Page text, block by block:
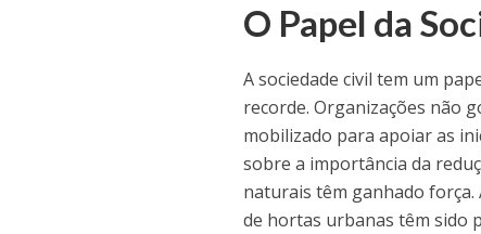
O Papel da
A sociedade civil tem um
recorde. Organizações não
mobilizado para apoiar as
sobre a importância da
naturais têm ganhado
de hortas urbanas têm sido